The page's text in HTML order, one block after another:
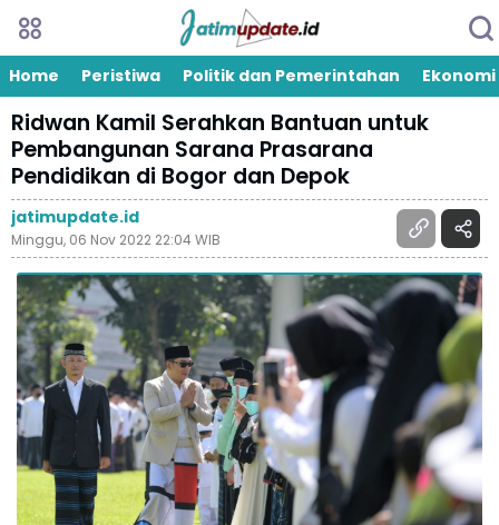
Home Peristiwa Politik dan Pemerintahan Ekonomi
Ridwan Kamil Serahkan Bantuan untuk
Pembangunan Sarana Prasarana
Pendidikan di Bogor dan Depok
jatimupdate.id
Minggu, 06 Nov 2022 22:04 WIB